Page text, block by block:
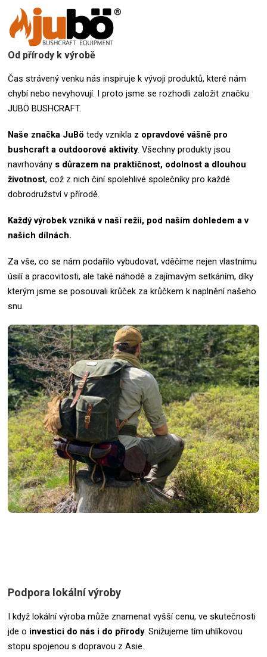
Od přírody k výrobě
Čas strávený venku nás inspiruje k vývoji produktů, které nám
chybí nebo nevyhovují. I proto jsme se rozhodli založit značku
JUBÖ BUSHCRAFT.
Naše značka JuBö tedy vznikla z opravdové vášně pro
bushcraft a outdoorové aktivity. Všechny produkty jsou
navrhovány s důrazem na praktičnost, odolnost a dlouhou
životnost, což z nich činí spolehlivé společníky pro každé
dobrodružství v přírodě.
Každý výrobek vzniká v naší režii, pod naším dohledem a v
našich dílnách.
Za vše, co se nám podařilo vybudovat, vděčíme nejen vlastnímu
úsilí a pracovitosti, ale také náhodě a zajímavým setkáním, díky
kterým jsme se posouvali krůček za krůčkem k naplnění našeho
snu.
Podpora lokální výroby
I když lokální výroba může znamenat vyšší cenu, ve skutečnosti
jde o investici do nás i do přírody. Snižujeme tím uhlíkovou
stopu spojenou s dopravou z Asie.